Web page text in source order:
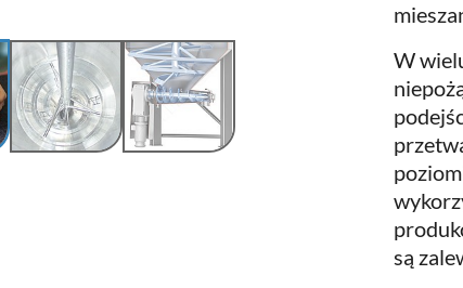
W
są